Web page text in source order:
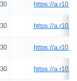
https://
https://
https://
https://